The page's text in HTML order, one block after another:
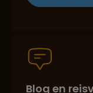
Blog en